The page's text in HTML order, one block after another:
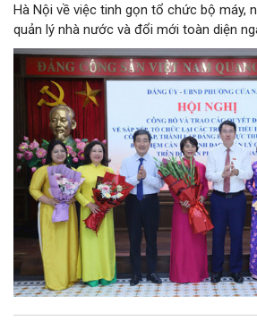
Hà Nội về việc tinh gọn tổ chức bộ máy,
quản lý nhà nước và đổi mới toàn diện
4/8, Đảng ủy - UBND phường Cửa Nam
bố và trao quyết định về việc sắp xếp,
tiểu học, mầm non công lập, thành lập
sở, bổ nhiệm cán bộ lãnh đạo quản lý
phường.